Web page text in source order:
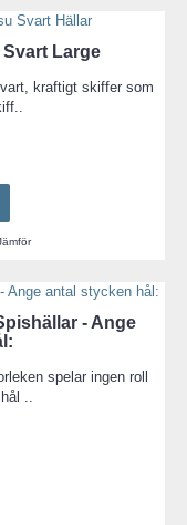
Large
kraftigt skiffer som
- Ange
spelar ingen roll
..